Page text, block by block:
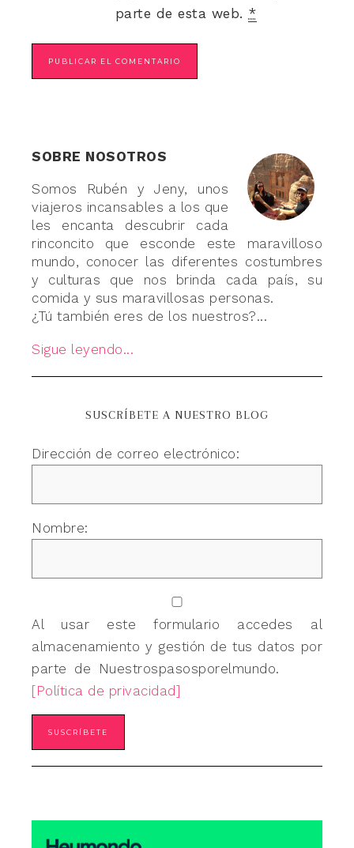
parte de esta web. *
SOBRE NOSOTROS
Somos Rubén y Jeny, unos
viajeros incansables a los que
les encanta descubrir cada
rinconcito que esconde este maravilloso
mundo, conocer las diferentes costumbres
y culturas que nos brinda cada país, su
comida y sus maravillosas personas.
¿Tú también eres de los nuestros?...
Sigue leyendo...
SUSCRÍBETE A NUESTRO BLOG
Dirección de correo electrónico:
Nombre:
Al usar este formulario accedes al
almacenamiento y gestión de tus datos por
parte de Nuestrospasosporelmundo.
[Política de privacidad]